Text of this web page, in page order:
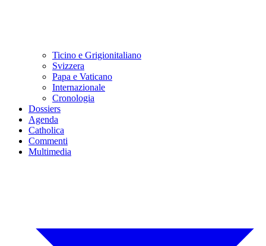
Ticino e Grigionitaliano
Svizzera
Papa e Vaticano
Internazionale
Cronologia
Dossiers
Agenda
Catholica
Commenti
Multimedia